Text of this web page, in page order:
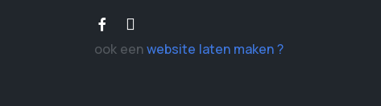
ook eenwebsite laten maken ?